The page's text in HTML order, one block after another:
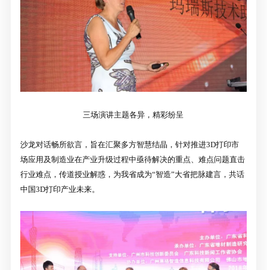
三场演讲主题各异，精彩纷呈
沙龙对话畅所欲言，旨在汇聚多方智慧结晶，针对推进3D打印市
场应用及制造业在产业升级过程中亟待解决的重点、难点问题直击
行业难点，传道授业解惑，为我省成为“智造”大省把脉建言，共话
中国3D打印产业未来。